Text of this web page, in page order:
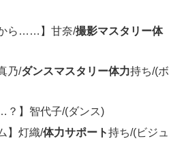
ら……】甘奈/撮影マスタリー体
乃/ダンスマスタリー体力持ち/(ボ
？】智代子/(ダンス)
】灯織/体力サポート持ち/(ビジュ